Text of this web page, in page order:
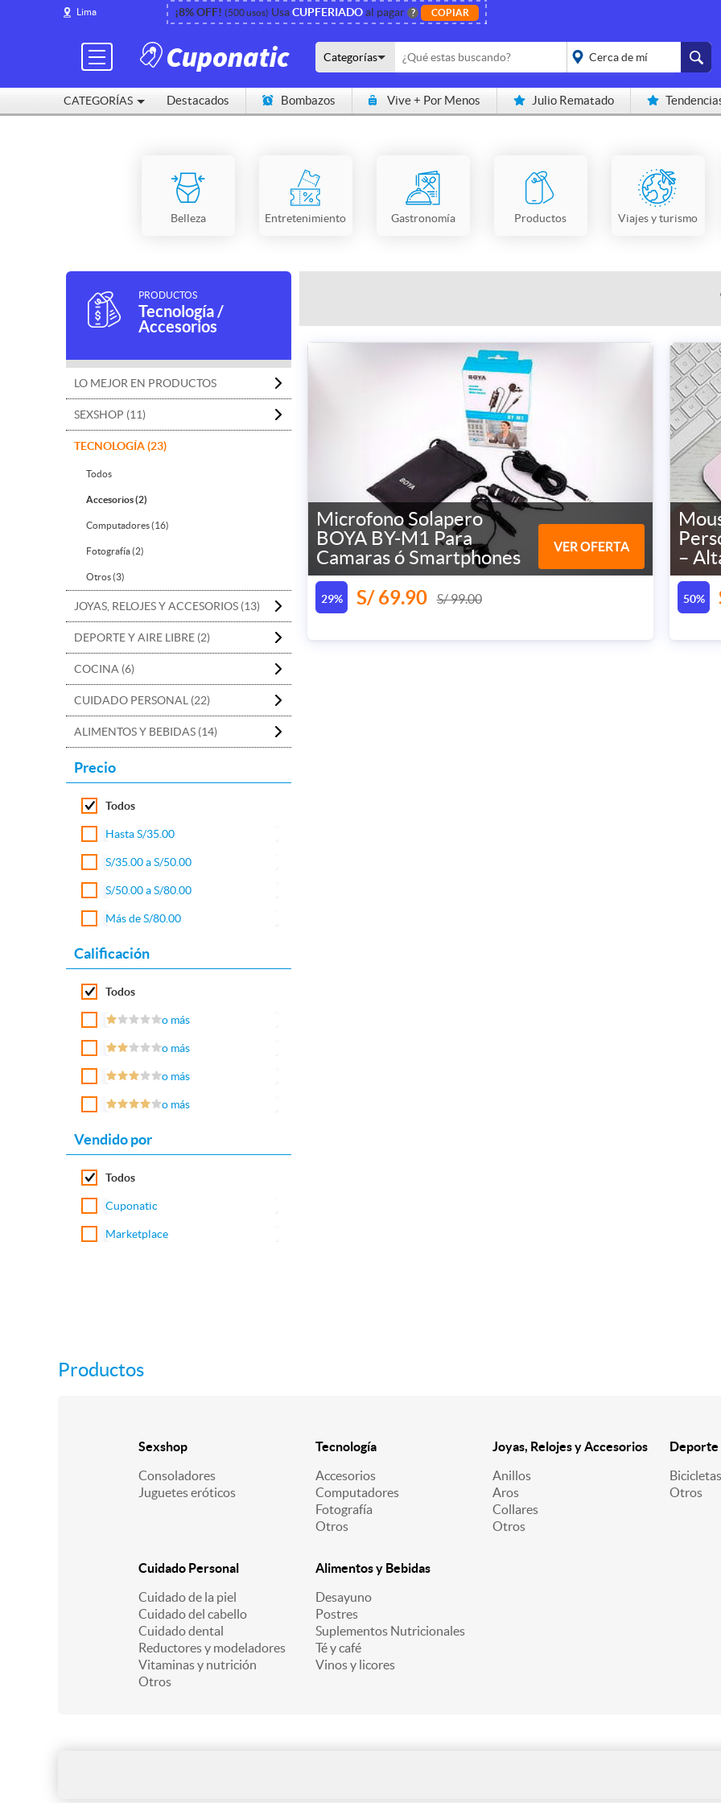
Lima ¡8% OFF! (500 usos) UsaCUPFERIADOal pagar ? COPIAR
CATEGORÍAS
Categorías
placeholder="Todo el
Destacados Bombazos Vive + Por Menos Julio Rematado
Belleza Entretenimiento Gastronomía Productos Viajes y turismo
PRODUCTOS
Tecnología /
Accesorios
LO MEJOR EN PRODUCTOS
SEXSHOP (11)
TECNOLOGÍA (23)
Todos
Accesorios (2)
Computadores (16)
Fotografía (2)
Otros (3)
JOYAS, RELOJES Y ACCESORIOS (13)
DEPORTE Y AIRE LIBRE (2)
COCINA (6)
CUIDADO PERSONAL (22)
ALIMENTOS Y BEBIDAS (14)
Precio
Todos
Hasta S/35.00
S/35.00 a S/50.00
S/50.00 a S/80.00
Más de S/80.00
Calificación
Todos
o más
o más
o más
o más
Vendido por
Todos
Cuponatic
Marketplace
Microfono Solapero
BOYA BY-M1 Para
Camaras ó Smartphones
VER OFERTA
29% S/ 69.90 S/ 99.00
–
50%
Productos
Sexshop
Consoladores
Juguetes eróticos
Tecnología
Accesorios
Computadores
Fotografía
Otros
Joyas, Relojes y Accesorios
Anillos
Aros
Collares
Otros
Deporte
Bicicletas
Otros
Cuidado Personal
Cuidado de la piel
Cuidado del cabello
Cuidado dental
Reductores y modeladores
Vitaminas y nutrición
Otros
Alimentos y Bebidas
Desayuno
Postres
Suplementos Nutricionales
Té y café
Vinos y licores